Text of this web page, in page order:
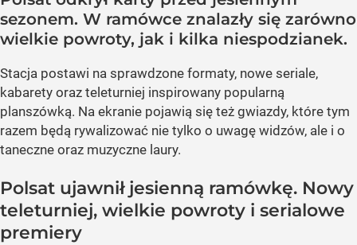
sezonem. W ramówce znalazły się zarówno
wielkie powroty, jak i kilka niespodzianek.
Stacja postawi na sprawdzone formaty, nowe seriale,
kabarety oraz teleturniej inspirowany popularną
planszówką. Na ekranie pojawią się też gwiazdy, które tym
razem będą rywalizować nie tylko o uwagę widzów, ale i o
taneczne oraz muzyczne laury.
Polsat ujawnił jesienną ramówkę. Nowy
teleturniej, wielkie powroty i serialowe
premiery